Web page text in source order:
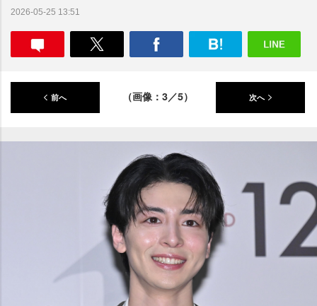
2026-05-25 13:51
前へ （画像：3／5） 次へ